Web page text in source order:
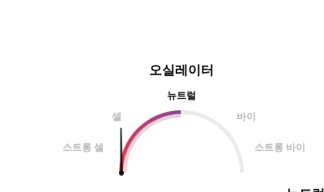
오실레이터
뉴트럴
셀
바이
스트롱 셀 스트롱 바이